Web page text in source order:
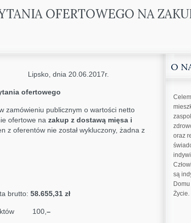
OFERTOWEGO NA
O
oraz
są
Życie.
20.06.2017r.
ofertowego
zamówieniu publicznym o wartości netto
ofertowe na zakup z dostawą mięsa i
z oferentów nie został wykluczony, żadna z
58.655,31 zł
100, –